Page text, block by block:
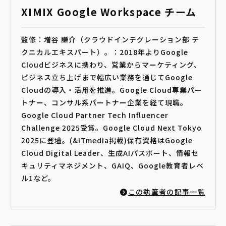
XIMIX Google Workspace チーム
監修：増谷 謙介（クラウドインテグレーション部 テ
クニカルエキスパート）。：2018年よりGoogle
Cloudビジネスに携わり、営業からマーケティング、
ビジネス立ち上げまで幅広い業務を通じてGoogle
Cloudの導入・活用を推進。Google Cloud専業パー
トナー、コンサル系パートナー企業を経て現職。
Google Cloud Partner Tech Influencer
Challenge 2025受賞。Google Cloud Next Tokyo
2025に登壇。(&ITmedia掲載)保有資格はGoogle
Cloud Digital Leader、生成AIパスポート、情報セ
キュリティマネジメント、GAIQ、Google教育者レベ
ル1など。
この執筆者の記事一覧